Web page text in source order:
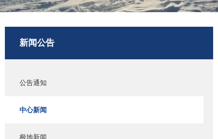
新闻公告
公告通知
中心新闻
极地新闻